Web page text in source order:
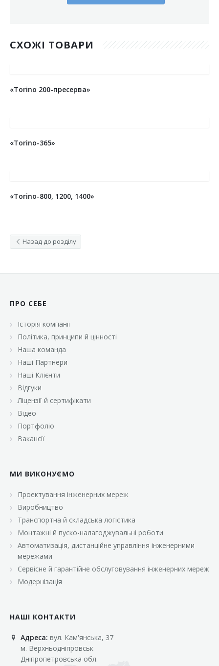
СХОЖІ ТОВАРИ
«Torino 200-пресерва»
«Torino-365»
«Torino-800, 1200, 1400»
Назад до розділу
ПРО СЕБЕ
Історія компанії
Політика, принципи й цінності
Наша команда
Наші Партнери
Наші Клієнти
Відгуки
Ліцензії й сертифікати
Відео
Портфоліо
Вакансії
МИ ВИКОНУЄМО
Проектування інженерних мереж
Виробництво
Транспортна й складська логістика
Монтажні й пуско-налагоджувальні роботи
Автоматизація, дистанційне управління інженерними
мережами
Сервісне й гарантійне обслуговування інженерних мереж
Модернізація
НАШІ КОНТАКТИ
Адреса: вул. Кам'янська, 37
м. Верхньодніпровськ
Дніпропетровська обл.